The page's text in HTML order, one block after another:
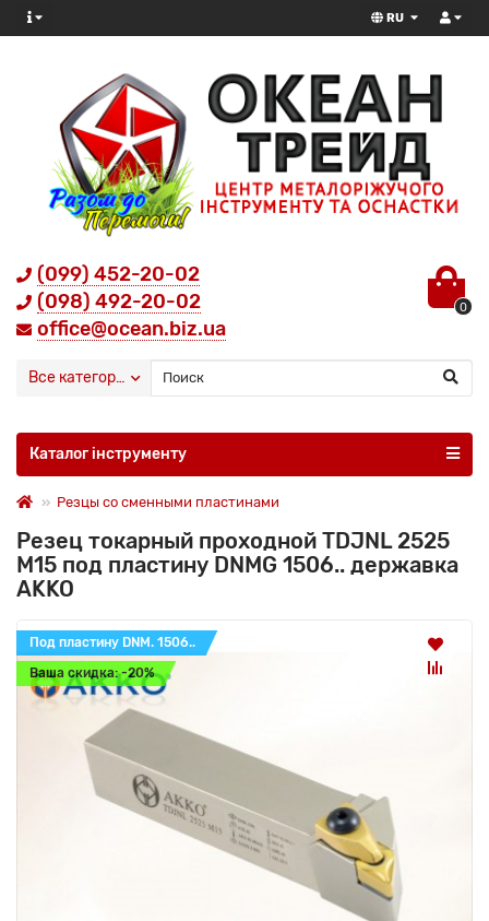
RU
(099) 452-20-02
(098) 492-20-02
office@ocean.biz.ua
0
Все категории
Каталог інструменту
Резцы со сменными пластинами
Резец токарный проходной TDJNL 2525
M15 под пластину DNMG 1506.. державка
AKKO
Под пластину DNM. 1506..
Ваша скидка: -20%